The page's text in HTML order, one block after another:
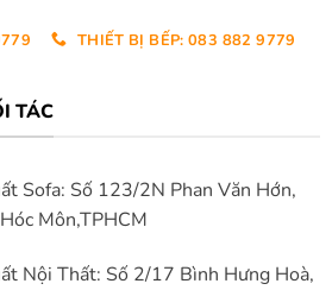
THIẾT BỊ BẾP: 083 882 9779
TÁC
Sofa: Số 123/2N Phan Văn Hớn,
Môn,TPHCM
Nội Thất: Số 2/17 Bình Hưng Hoà,